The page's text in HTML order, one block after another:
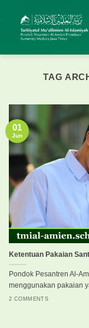
content
TAG
Ketentuan Pakaian
Pondok Pesantren Al-
menggunakan pakaian
2 COMMENTS
01
Jun